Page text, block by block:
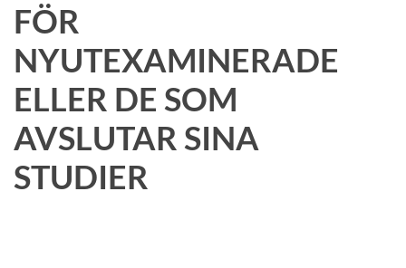
FÖR
NYUTEXAMINERADE
ELLER DE SOM
AVSLUTAR SINA
STUDIER